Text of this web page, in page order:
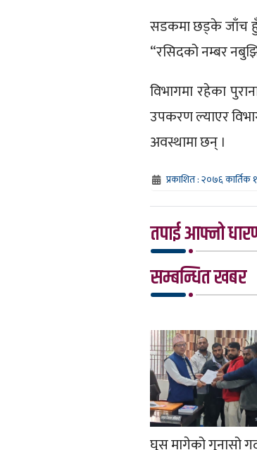
सडकमा छड्के जाँच
“रसिदको नम्बर
विभागमा रहेका
उपकरण ल्याएर
अवस्थामा छन् ।
प्रकाशित : २०७६ कार्तिक
तपाई आफ्नो
सम्बन्धित खबर
घुस मागेको गुनासो